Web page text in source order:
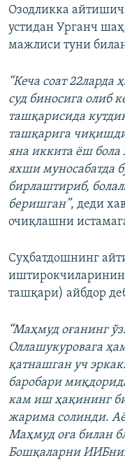
Озодликка
устидан Урганч
мажлиси туни
“Кеча соат 22ларда
суд биносига олиб
ташқарисида
ташқарига
яна иккита ёш бола
яхши муносабатда
бирлаштириб,
беришган”, деди
очиқлашни
Суҳбатдошнинг
ташқари) айбдор
“Маҳмуд оғанинг
Оллашукуровага
қатнашган уч
баробари
кам иш ҳақининг
жарима солинди.
Маҳмуд оға билан
Бошқаларни